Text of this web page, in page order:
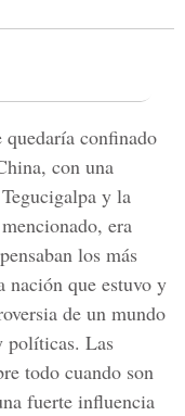
confinado
con una
y la
era
los más
que estuvo y
de un mundo
políticas. Las
todo cuando son
fuerte influencia